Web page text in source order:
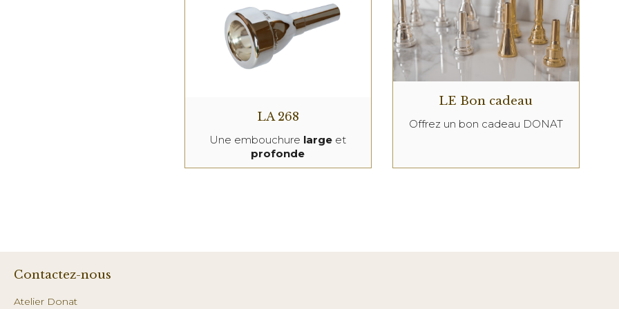
LA 268
Une embouchure large et
profonde
LE Bon cadeau
Offrez un bon cadeau DONAT
Contactez-nous
Atelier Donat